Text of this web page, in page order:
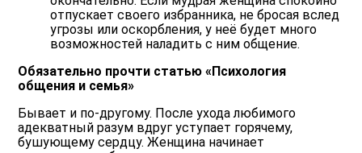
отпускает своего избранника, не бросая вслед
угрозы или оскорбления, у неё будет много
возможностей наладить с ним общение.
Обязательно прочти статью «Психология
общения и семья»
Бывает и по-другому. После ухода любимого
адекватный разум вдруг уступает горячему,
бушующему сердцу. Женщина начинает